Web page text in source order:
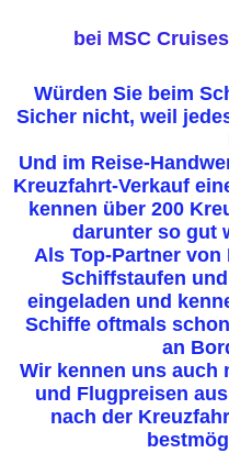
bei MSC
Würden Sie beim
Sicher nicht, weil
Und im Reise-
Kreuzfahrt-Verkauf
kennen über 200
darunter so gut
Als Top-Partner von
Schiffstaufen
eingeladen und
Schiffe oftmals
an
Wir kennen uns auch
und Flugpreisen
nach der